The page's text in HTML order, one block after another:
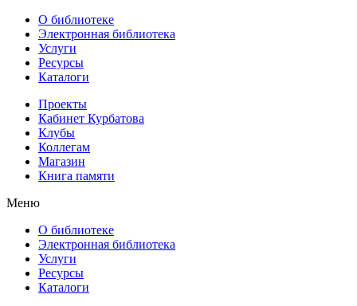
О библиотеке
Электронная библиотека
Услуги
Ресурсы
Каталоги
Проекты
Кабинет Курбатова
Клубы
Коллегам
Магазин
Книга памяти
Меню
О библиотеке
Электронная библиотека
Услуги
Ресурсы
Каталоги